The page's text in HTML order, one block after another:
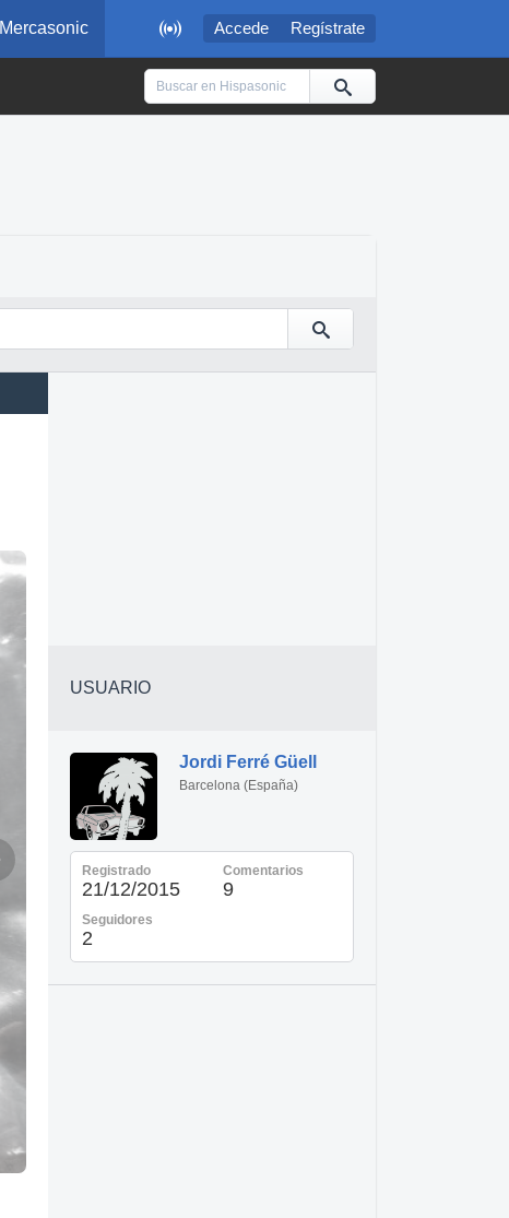
 Accede Regístrate
Mercasonic
USUARIO
Jordi Ferré Güell
Barcelona (España)
Registrado
21/12/2015
Comentarios
9
Seguidores
2